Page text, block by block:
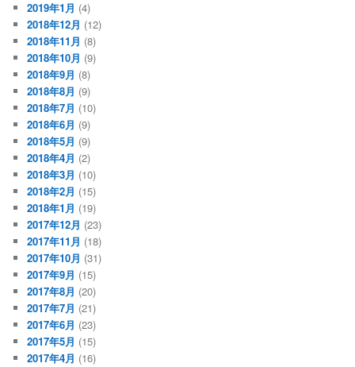
2019年1月 (4)
2018年12月 (12)
2018年11月 (8)
2018年10月 (9)
2018年9月 (8)
2018年8月 (9)
2018年7月 (10)
2018年6月 (9)
2018年5月 (9)
2018年4月 (2)
2018年3月 (10)
2018年2月 (15)
2018年1月 (19)
2017年12月 (23)
2017年11月 (18)
2017年10月 (31)
2017年9月 (15)
2017年8月 (20)
2017年7月 (21)
2017年6月 (23)
2017年5月 (15)
2017年4月 (16)